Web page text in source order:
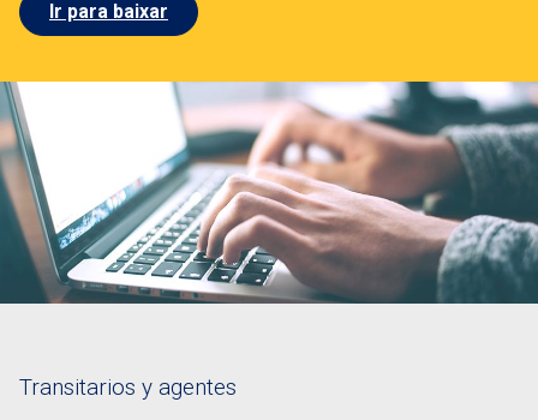
Ir para baixar
Transitarios y agentes